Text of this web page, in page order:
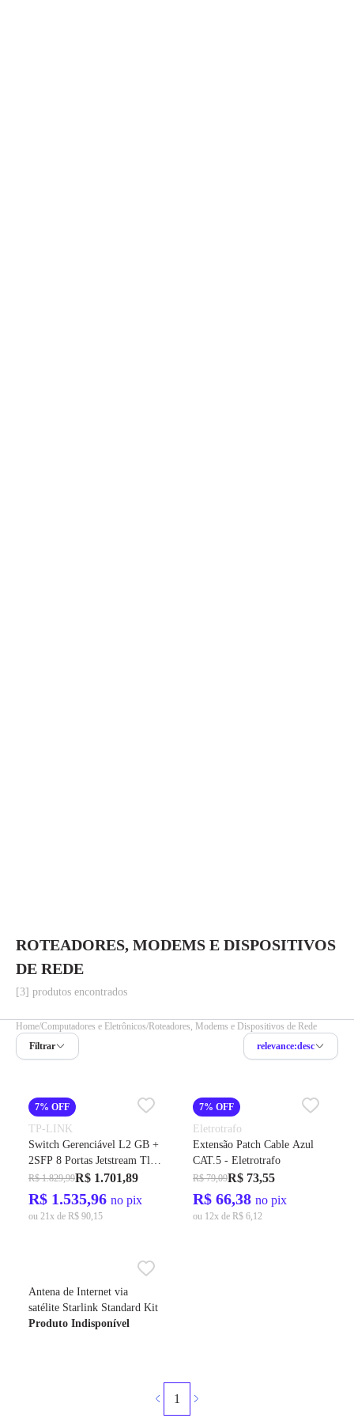
ROTEADORES, MODEMS E DISPOSITIVOS
DE REDE
[3] produtos encontrados
Home Computadores e Eletrônicos Roteadores, Modems e Dispositivos de Rede
Filtrar
relevance:desc
7% OFF
TP-LINK
Switch Gerenciável L2 GB +
2SFP 8 Portas Jetstream Tl-
SG3210 - TP-Link
R$ 1.829,99R$ 1.701,89
R$ 1.535,96 no pix
ou 21x de R$ 90,15
7% OFF
Eletrotrafo
Extensão Patch Cable Azul
CAT.5 - Eletrotrafo
R$ 79,09R$ 73,55
R$ 66,38 no pix
ou 12x de R$ 6,12
Antena de Internet via
satélite Starlink Standard Kit
Produto Indisponível
1